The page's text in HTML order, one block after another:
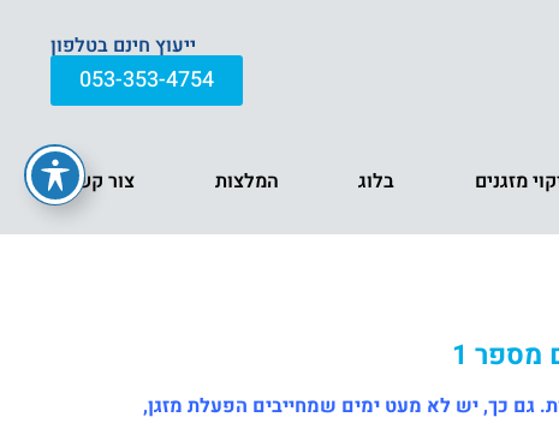
ייעוץ חינם בטלפון
053-353-4754
מזגנים בלוג המלצות צור קשר
מספר 1
גם כך, יש לא מעט ימים שמחייבים הפעלת מזגן,